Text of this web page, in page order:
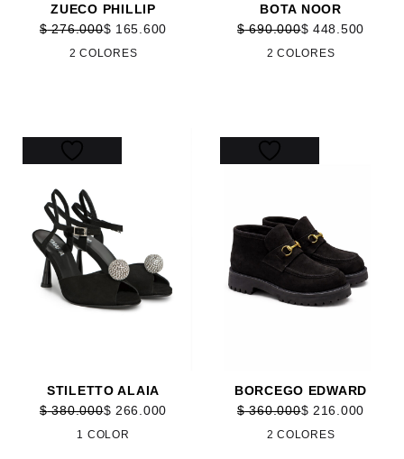
ZUECO PHILLIP
$ 165.600
$276.000
2 COLORES
BOTA NOOR
$ 448.500
$690.000
2 COLORES
STILETTO ALAIA
$ 266.000
$380.000
1 COLOR
BORCEGO EDWARD
$ 216.000
$360.000
2 COLORES